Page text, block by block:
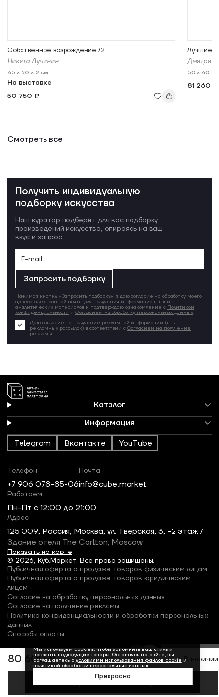
80 600 ₽ В наличии
Добавить в корзину
Собственное возрождение /2
Никита Лучинин
45 x 60 x 2 см
На выставке
50 750 ₽
Лучшие
Дмитрий
50 x 40 x
81 260 ₽
Смотреть все
Получить индивидуальную
подборку искусства
Наш куратор подберёт для вас подборку
произведений искусства, опираясь на ваш
вкус и запрос.
Запросить подборку
Нажимая кнопку «Запросить подборку», я даю согласие на обработку моего
адреса электронной почты для получения информационных и
аналитических материалов и подтверждаю ознакомление с Политикой
конфиденциальности и Согласием на обработку персональных данных.
Даю согласие на получение рекламной информации (в т.ч.
рекламных рассылок) в соответствии с Согласием на получение
рекламы
Каталог
Информация
Telegram Вконтакте YouTube
© 2026, Куб.Маркет. Все права защищены.
Телефон
+7 906 078-85-06
Почта
info@cube.market
Работаем
Пн-Пт c 12:00 до 21:00
Адрес
125 009, Россия, Москва, ул. Тверская, 3, -2 этаж /
Здание отеля The Carlton, Moscow
Показать на карте
Публичная оферта о продаже товаров физическим лицам
Публичная оферта о продаже товаров юридическим
лицам
Согласие на обработку персональных данных
Согласие на получение рекламы
Политика конфиденциальности и обработки персональных
данных
Способы оплаты
Мы используем cookies, чтобы запомнить ваш стиль и
показать подходящие товары. Оставаясь на сайте, вы
соглашаетесь с условиями использования файлов cookie и
политикой обработки персональных данных.
Прекрасно